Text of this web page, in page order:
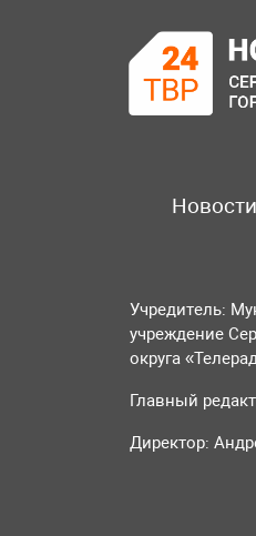
Новости
Учредитель:
учреждение
округа
Главный
Директор: